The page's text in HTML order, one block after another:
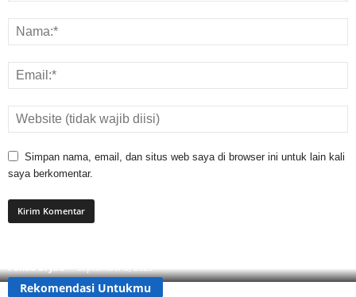
Simpan nama, email, dan situs web saya di browser ini untuk lain kali
saya berkomentar.
Rekomendasi Untukmu